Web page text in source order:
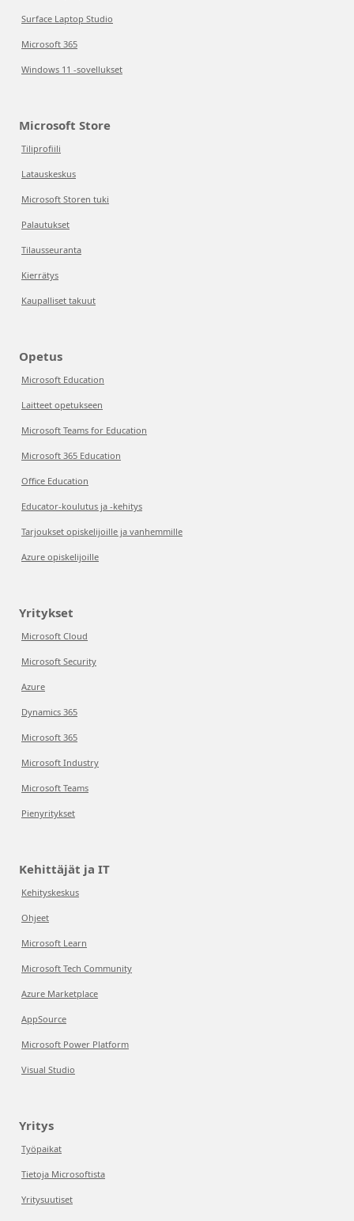
Surface Laptop Studio
Microsoft 365
Windows 11 -sovellukset
Microsoft Store
Tiliprofiili
Latauskeskus
Microsoft Storen tuki
Palautukset
Tilausseuranta
Kierrätys
Kaupalliset takuut
Opetus
Microsoft Education
Laitteet opetukseen
Microsoft Teams for Education
Microsoft 365 Education
Office Education
Educator-koulutus ja -kehitys
Tarjoukset opiskelijoille ja vanhemmille
Azure opiskelijoille
Yritykset
Microsoft Cloud
Microsoft Security
Azure
Dynamics 365
Microsoft 365
Microsoft Industry
Microsoft Teams
Pienyritykset
Kehittäjät ja IT
Kehityskeskus
Ohjeet
Microsoft Learn
Microsoft Tech Community
Azure Marketplace
AppSource
Microsoft Power Platform
Visual Studio
Yritys
Työpaikat
Tietoja Microsoftista
Yritysuutiset